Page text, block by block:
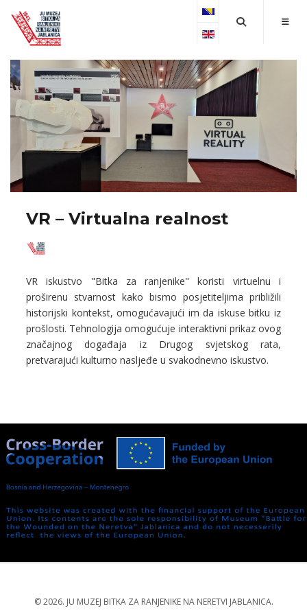
Select your language
VR – Virtualna realnost
VR iskustvo "Bitka za ranjenike" koristi virtuelnu i
proširenu stvarnost kako bismo posjetiteljima približili
historijski kontekst, omogućavajući im da iskuse bitku iz
prošlosti. Tehnologija omogućuje interaktivni prikaz ovog
značajnog događaja iz Drugog svjetskog rata,
pretvarajući kulturno nasljeđe u svakodnevno iskustvo.
© 2026. JU MUZEJ BITKA ZA RANJENIKE NA NERETVI JABLANICA.